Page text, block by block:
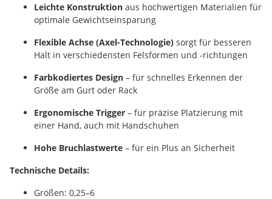
Leichte Konstruktion aus hochwertigen Materialien für
optimale Gewichtseinsparung
Flexible Achse (Axel-Technologie) sorgt für besseren
Halt in verschiedensten Felsformen und -richtungen
Farbkodiertes Design – für schnelles Erkennen der
Größe am Gurt oder Rack
Ergonomische Trigger – für präzise Platzierung mit
einer Hand, auch mit Handschuhen
Hohe Bruchlastwerte – für ein Plus an Sicherheit
Technische Details:
Größen: 0,25–6